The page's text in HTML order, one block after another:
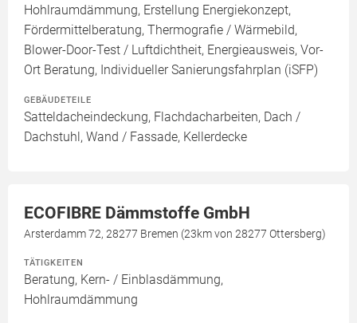
Hohlraumdämmung, Erstellung Energiekonzept,
Fördermittelberatung, Thermografie / Wärmebild,
Blower-Door-Test / Luftdichtheit, Energieausweis, Vor-
Ort Beratung, Individueller Sanierungsfahrplan (iSFP)
GEBÄUDETEILE
Satteldacheindeckung, Flachdacharbeiten, Dach /
Dachstuhl, Wand / Fassade, Kellerdecke
ECOFIBRE Dämmstoffe GmbH
Arsterdamm 72, 28277 Bremen (23km von 28277 Ottersberg)
TÄTIGKEITEN
Beratung, Kern- / Einblasdämmung,
Hohlraumdämmung